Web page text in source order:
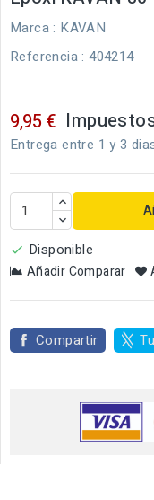
Marca : KAVAN
Referencia : 404214
9,95 €
Entrega entre 1 y 3
 Disponible
Añadir Comparar
Compartir